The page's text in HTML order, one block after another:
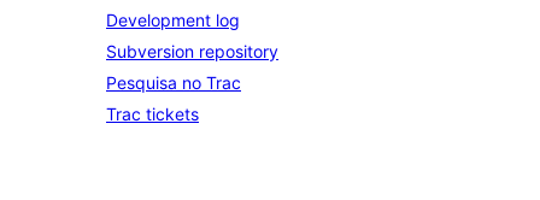
Development log
Subversion repository
Pesquisa no Trac
Trac tickets